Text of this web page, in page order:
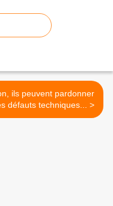
ils peuvent pardonner
des défauts techniques... >